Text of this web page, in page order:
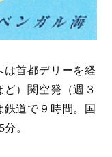
首都デリーを経
）関空発（週３
道で９時間。国
。